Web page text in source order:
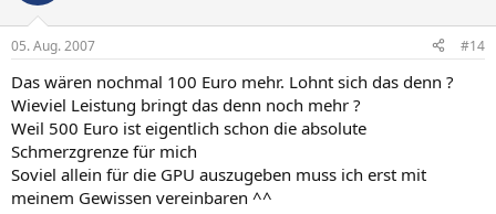
05. Aug. 2007 #14
Das wären nochmal 100 Euro mehr. Lohnt sich das denn ?
Wieviel Leistung bringt das denn noch mehr ?
Weil 500 Euro ist eigentlich schon die absolute
Schmerzgrenze für mich
Soviel allein für die GPU auszugeben muss ich erst mit
meinem Gewissen vereinbaren ^^